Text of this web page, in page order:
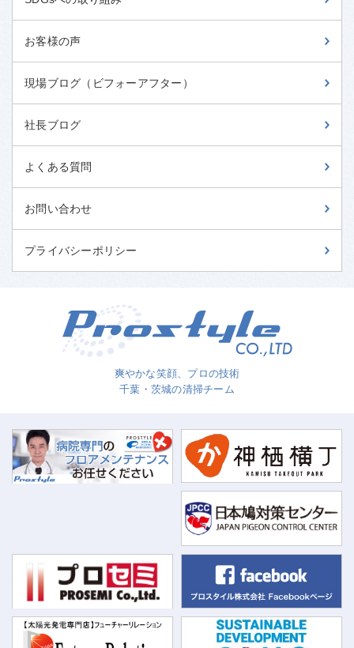
お客様の声
現場ブログ（ビフォーアフター）
社長ブログ
よくある質問
お問い合わせ
プライバシーポリシー
爽やかな笑顔、プロの技術
千葉・茨城の清掃チーム